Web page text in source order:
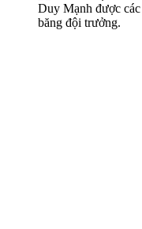
Duy Mạnh được
băng đội trưởng.